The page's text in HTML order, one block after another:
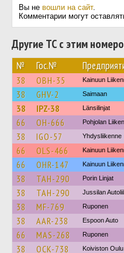
Вы не вошли на сайт.
Комментарии могут
Другие ТС с этим
№ Гос.№
38 OBH-35 Kainuun
38 GHV-2 Saimaan
38 IPZ-38 Länsilinjat
66 OH-666 Pohjolan
38 IGO-57 Yhdysliikenne
66 OLS-466 Kainuun
66 OHR-147 Kainuun
38 TAH-290 Porin Linjat
38 TAH-290 Jussilan
38 MF-769 Ruponen
38 AAR-238 Espoon Auto
66 MAS-268 Ruponen
38 OCK-738 Koiviston Oulu